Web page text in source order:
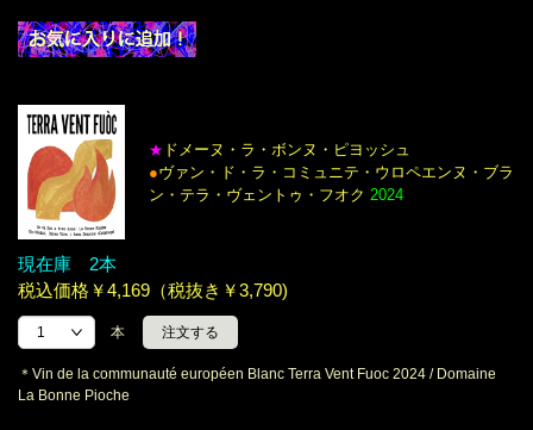
★ ドメーヌ・ラ・ボンヌ・ピヨッシュ
●ヴァン・ド・ラ・コミュニテ・ウロペエンヌ・ブラ
ン・テラ・ヴェントゥ・フオク 2024
現在庫 2本
税込価格￥4,169（税抜き￥3,790)
本
＊Vin de la communauté européen Blanc Terra Vent Fuoc 2024 / Domaine
La Bonne Pioche